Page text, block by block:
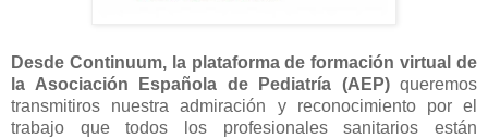
Desde Continuum, la plataforma de formación virtual de
la Asociación Española de Pediatría (AEP) queremos
transmitiros nuestra admiración y reconocimiento por el
trabajo que todos los profesionales sanitarios están